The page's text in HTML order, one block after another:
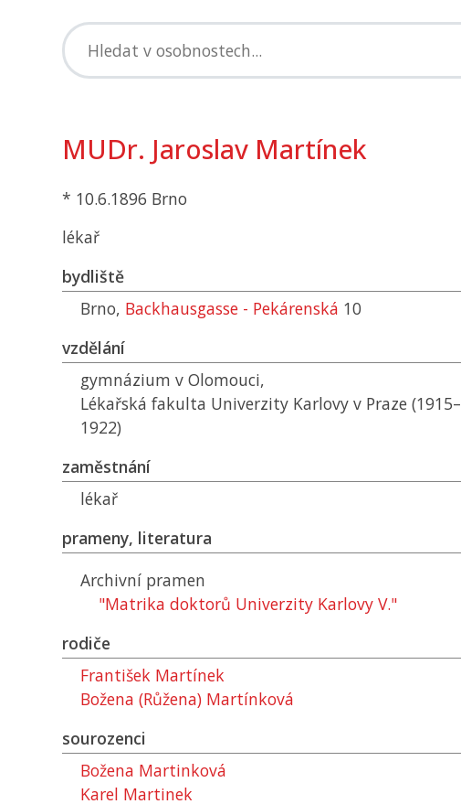
MUDr. Jaroslav Martínek
* 10.6.1896 Brno
lékař
bydliště
Brno, Backhausgasse - Pekárenská 10
vzdělání
gymnázium v Olomouci,
Lékařská fakulta Univerzity Karlovy v Praze (1915–
1922)
zaměstnání
lékař
prameny, literatura
Archivní pramen
"Matrika doktorů Univerzity Karlovy V."
rodiče
František Martínek
Božena (Růžena) Martínková
sourozenci
Božena Martinková
Karel Martinek